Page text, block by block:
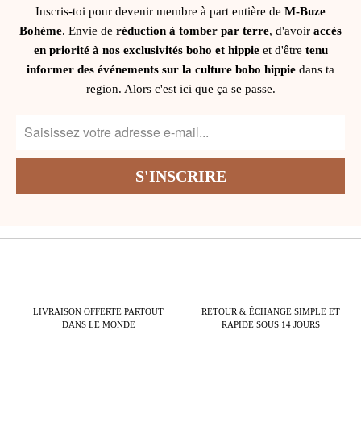
Inscris-toi pour devenir membre à part entière de M-Buze
Bohème. Envie de réduction à tomber par terre, d'avoir accès
en priorité à nos exclusivités boho et hippieet d'être tenu
informer des événements sur la culture bobo hippie dans ta
region. Alors c'est ici que ça se passe.
LIVRAISON OFFERTE PARTOUT
DANS LE MONDE
RETOUR & ÉCHANGE SIMPLE ET
RAPIDE SOUS 14 JOURS